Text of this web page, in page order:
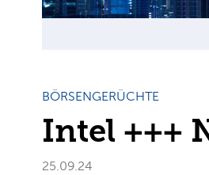
BÖRSENGERÜCHTE
Intel +++
25.09.24